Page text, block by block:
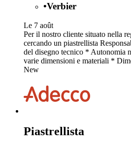
•Verbier
Le 7 août
Per il nostro cliente situato nella
cercando un piastrellista
del disegno tecnico * Autonomia
varie dimensioni e materiali *
New
Piastrellista